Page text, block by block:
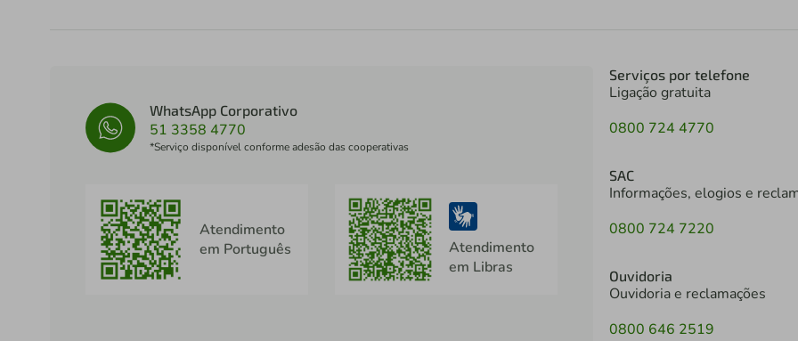
WhatsApp Corporativo
51 3358 4770
*Serviço disponível conforme adesão das cooperativas
Atendimento
em Português
Atendimento
em Libras
Serviços por telefone
Ligação gratuita
0800 724 4770
SAC
Informações, elogios e
0800 724 7220
Ouvidoria
Ouvidoria e reclamações
0800 646 2519